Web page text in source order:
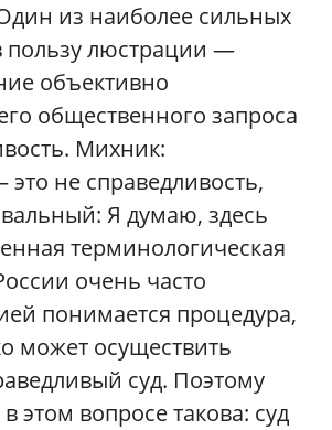
из наиболее сильных
пользу люстрации —
объективно
общественного запроса
Михник:
не справедливость,
Я думаю, здесь
терминологическая
очень часто
понимается процедура,
может осуществить
суд. Поэтому
этом вопросе такова: суд